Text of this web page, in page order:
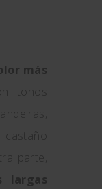
más
tonos
parte,
largas